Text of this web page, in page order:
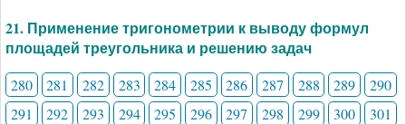
21. Применение тригонометрии к выводу формул
площадей треугольника и решению задач
280 281 282 283 284 285 286 287 288 289
290
291
292 293 294 295 296 297 298 299 300
301